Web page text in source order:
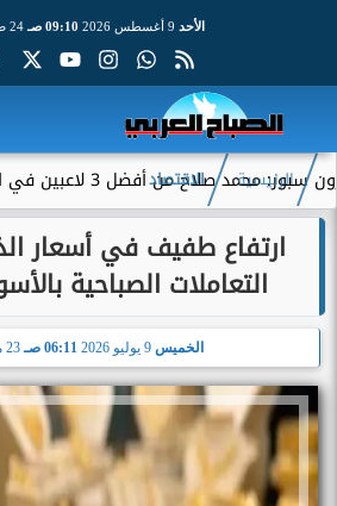
الأحد 09:10 صـ 24 صفر 1448
من أفضل 3 لاعبين في العالم
الرئيسية الاقتصاد
ارتفاع طفيف في أسعار
التعاملات الصباحية
الخميس 06:11 صـ 23 محرّم 1448